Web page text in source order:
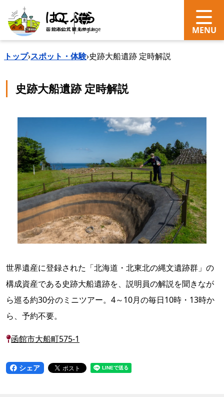
search Language
トップ›スポット・体験›史跡大船遺跡 定時解説
史跡大船遺跡 定時解説
世界遺産に登録された「北海道・北東北の縄文遺跡群」の
構成資産である史跡大船遺跡を、説明員の解説を聞きなが
ら巡る約30分のミニツアー。4～10月の毎日10時・13時か
ら、予約不要。
函館市大船町575-1
シェア